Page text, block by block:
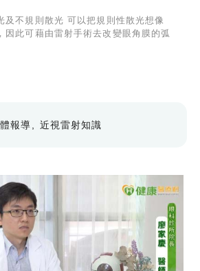
及不規則散光 可以把規則性散光想像
因此可藉由雷射手術去改變眼角膜的弧
報導 近視雷射知識